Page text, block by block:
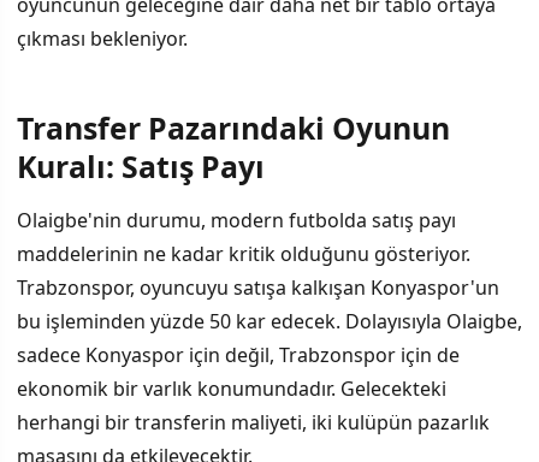
çıkması bekleniyor.
Transfer Pazarındaki Oyunun
Kuralı: Satış Payı
Olaigbe'nin durumu, modern futbolda satış payı
maddelerinin ne kadar kritik olduğunu gösteriyor.
Trabzonspor, oyuncuyu satışa kalkışan Konyaspor'un
bu işleminden yüzde 50 kar edecek. Dolayısıyla Olaigbe,
sadece Konyaspor için değil, Trabzonspor için de
ekonomik bir varlık konumundadır. Gelecekteki
herhangi bir transferin maliyeti, iki kulüpün pazarlık
masasını da etkileyecektir.